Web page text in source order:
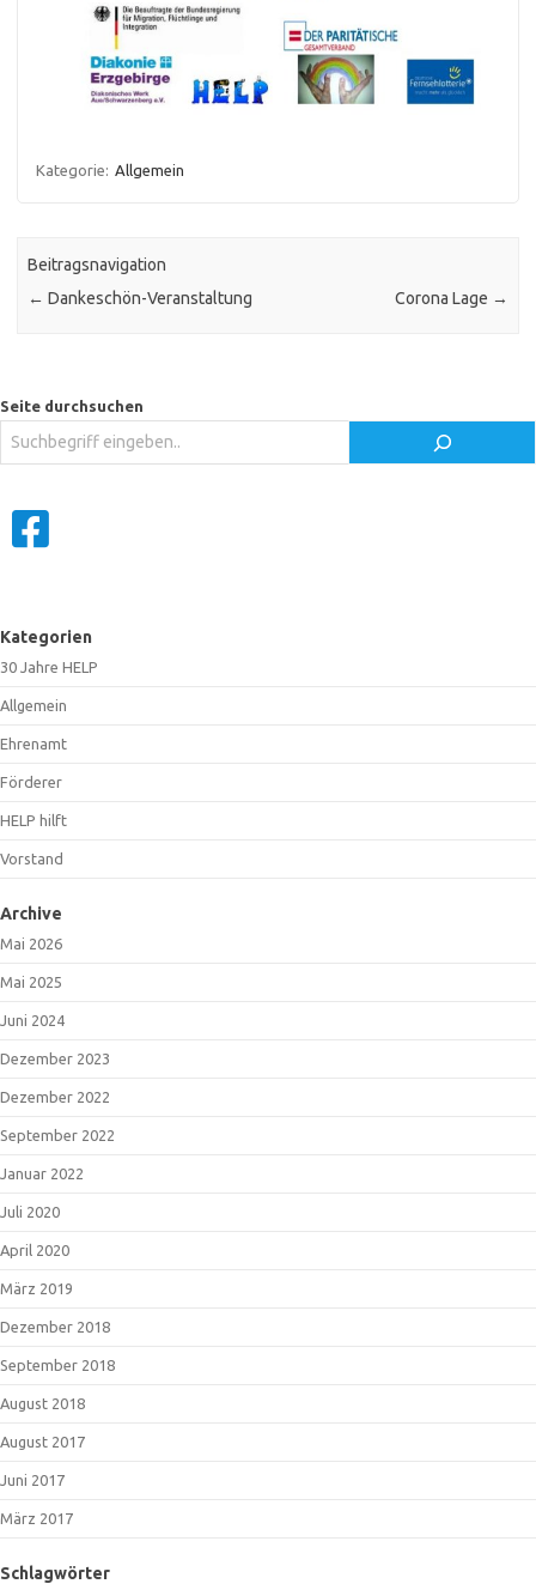
Kategorie: Allgemein
Beitragsnavigation
← Dankeschön-Veranstaltung Corona Lage →
Seite durchsuchen
Kategorien
30 Jahre HELP
Allgemein
Ehrenamt
Förderer
HELP hilft
Vorstand
Archive
Mai 2026
Mai 2025
Juni 2024
Dezember 2023
Dezember 2022
September 2022
Januar 2022
Juli 2020
April 2020
März 2019
Dezember 2018
September 2018
August 2018
August 2017
Juni 2017
März 2017
Schlagwörter